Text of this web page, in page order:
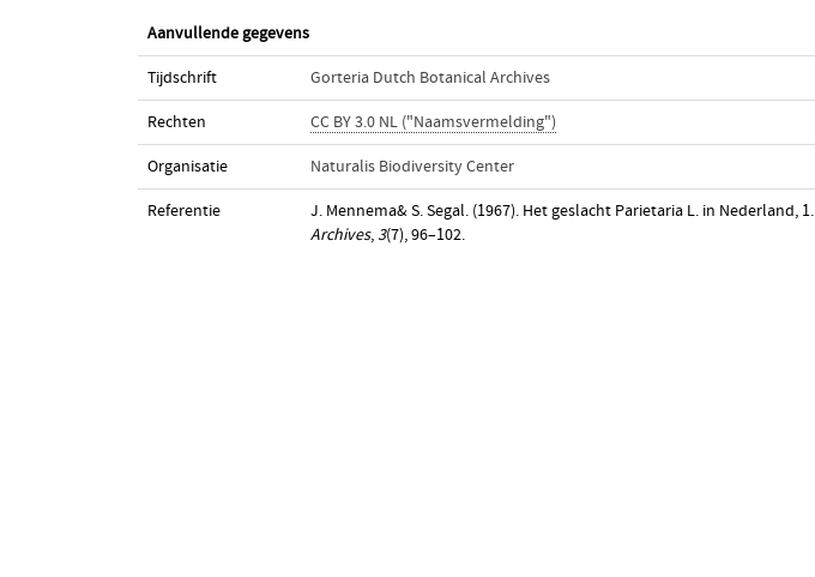
Aanvullende gegevens
Tijdschrift Gorteria Dutch Botanical Archives
Rechten CC BY 3.0 NL ("Naamsvermelding")
Organisatie Naturalis Biodiversity Center
Referentie J. Mennema& S. Segal. (1967). Het geslacht Parietaria L. in Nederland, 1.
Archives, 3(7), 96–102.